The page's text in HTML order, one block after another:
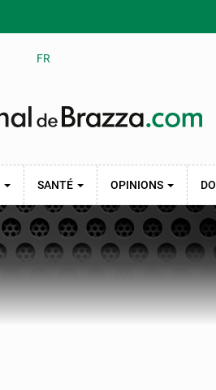
FR
SANTÉ OPINIONS